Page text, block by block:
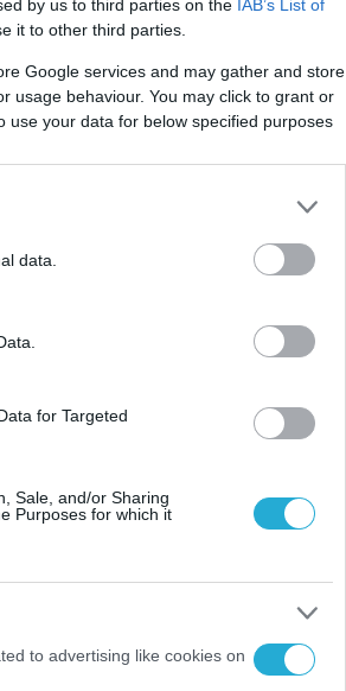
by us to third parties on the IAB’s List of
it to other third parties.
Google services and may gather and store
usage behaviour. You may click to grant or
your data for below specified purposes
data.
for Targeted
Sale, and/or Sharing
Purposes for which it
to advertising like cookies on
& Α/Τα πύραυλοι
της Σερβίας στην
η Κύπρος:
και τα 11 Mi-35P
των 6 ελαφρών H-145M